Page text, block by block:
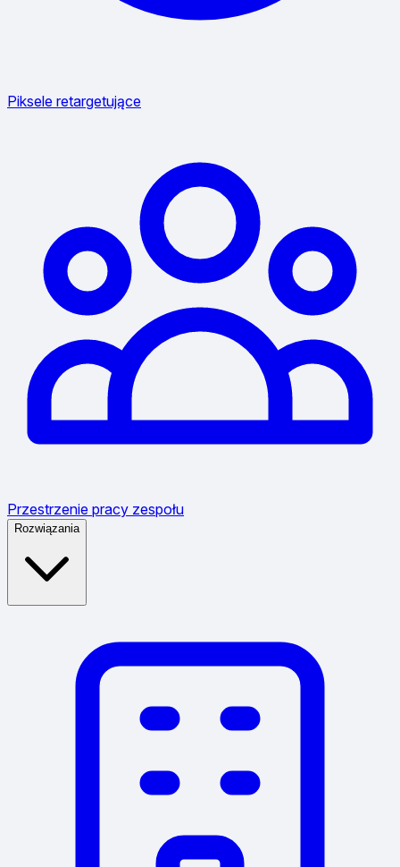
Piksele retargetujące
Przestrzenie pracy zespołu
Rozwiązania